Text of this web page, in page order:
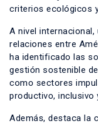
criterios ecológicos
A nivel
relaciones entre
ha identificado las
gestión sostenible
como sectores
productivo, inclusivo
Además, destaca la